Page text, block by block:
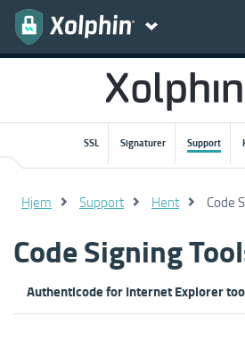
SSL Signaturer Support
Hjem Support Hent Code
Code Signing
Authenticode for Internet Explorer